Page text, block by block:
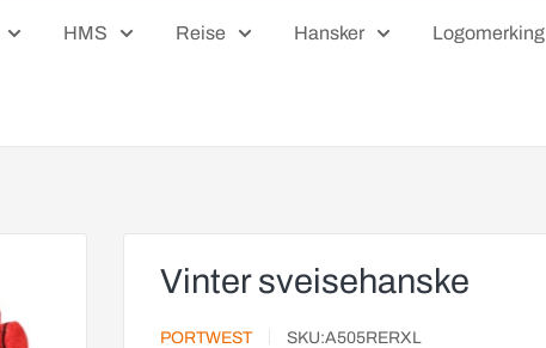
HMS Reise Hansker Logomerking
Vinter sveisehanske
PORTWEST SKU:A505RERXL